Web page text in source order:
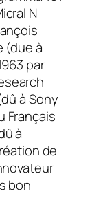
N
(due à
par
à Sony
Français
à
de
bon